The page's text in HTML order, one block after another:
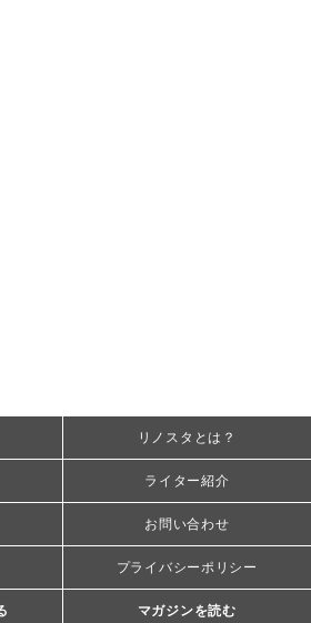
リノスタとは？
ライター紹介
お問い合わせ
プライバシーポリシー
マガジンを読む